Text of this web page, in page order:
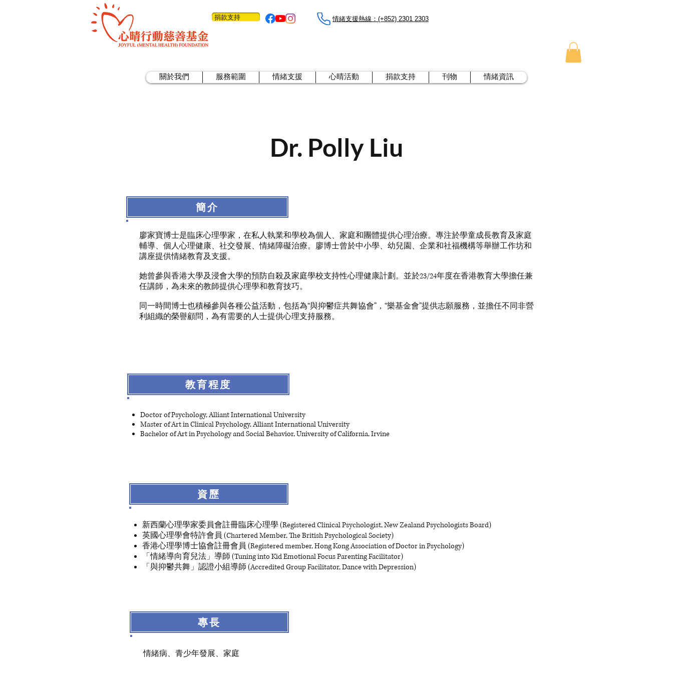
捐款支持 情緒支援熱線：​​(+852) 2301 2303
關於我們 服務範圍 情緒支援 心晴活動 捐款支持 刊物 情緒資訊
Dr. Polly Liu
簡介
​廖家寶博士是臨床心理學家，在私人執業和學校為個人、家庭和團體提供心理治療。專注於學童成長教育及家庭
輔導、個人心理健康、社交發展、情緒障礙治療。廖博士曾於中小學、幼兒園、企業和社福機構等舉辦工作坊和
講座提供情緒教育及支援。
她曾參與香港大學及浸會大學的預防自殺及家庭學校支持性心理健康計劃。並於23/24年度在香港教育大學擔任兼
任講師，為未來的教師提供心理學和教育技巧。
同一時間博士也積極參與各種公益活動，包括為“與抑鬱症共舞協會”，“樂基金會”提供志願服務，並擔任不同非營
利組織的榮譽顧問，為有需要的人士提供心理支持服務。
教育程度
Doctor of Psychology, Alliant International University
Master of Art in Clinical Psychology, Alliant International University
Bachelor of Art in Psychology and Social Behavior, University of California, Irvine
資歷
新西蘭心理學家委員會註冊臨床心理學 (Registered Clinical Psychologist, New Zealand Psychologists Board)
英國心理學會特許會員 (Chartered Member, The British Psychological Society)
香港心理學博士協會註冊會員 (Registered member, Hong Kong Association of Doctor in Psychology)
「情緒導向育兒法」導師 (Tuning into Kid Emotional Focus Parenting Facilitator)
「與抑鬱共舞」認證小組導師 (Accredited Group Facilitator, Dance with Depression)
專長
情緒病、青少年發展、家庭